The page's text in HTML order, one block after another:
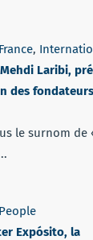
France,
Laribi,
des
le surnom de
People
Expósito, la